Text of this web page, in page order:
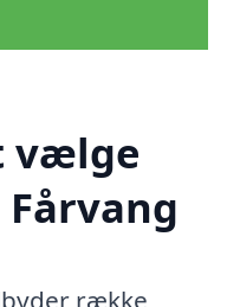
vælge
række